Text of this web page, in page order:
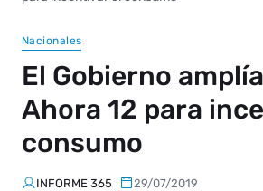
Nacionales
El Gobierno
Ahora 12 para
consumo
INFORME 365 29/07/2019